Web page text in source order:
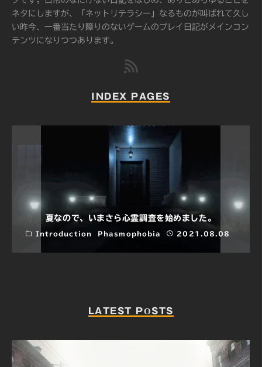
ネタにしますが、「ネットリテラシー」なるものが叫ばれて久し
い昨今、一番当たり障りのないゲームのプレイ日記がメインコン
テンツになりつつあります。
INDEX PAGES
夏なので、いまさら心霊調査を始めました。
Introduction Phasmophobia 2021.08.08
LATEST POSTS